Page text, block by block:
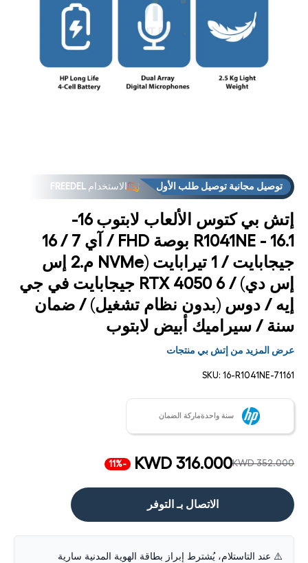
توصيل مجانية توصيل طلب الأول الاستخدام FREEDEL
إتش بي كتوس الألعاب لابتوب 16-
R1041NE - 16.1 بوصة FHD / آي 7 / 16
جيجابايت / 1 تيرابايت (NVMe م.2 إس
إس دي) / RTX 4050 6 جيجابايت في جي
إيه / دوس (بدون نظام تشغيل) / ضمان
سنة / سيراميك أبيض لابتوب
عرض المزيد من إتش بي منتجات
SKU: 16-R1041NE-71161
سنة واحدةماركة الضمان
KWD 352.000
KWD 316.000
-11%
الاتصال بـ التوفر
⚠️ عند التاستلام، يُشترط إبراز بطاقة الهوية المدنية سارية